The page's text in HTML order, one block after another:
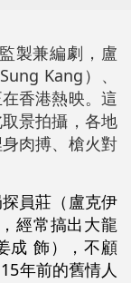
製兼編劇，盧
Kang）、
香港熱映。這
景拍攝，各地
肉搏、槍火對
員莊（盧克伊
經常搞出大龍
成 飾），不顧
年前的舊情人